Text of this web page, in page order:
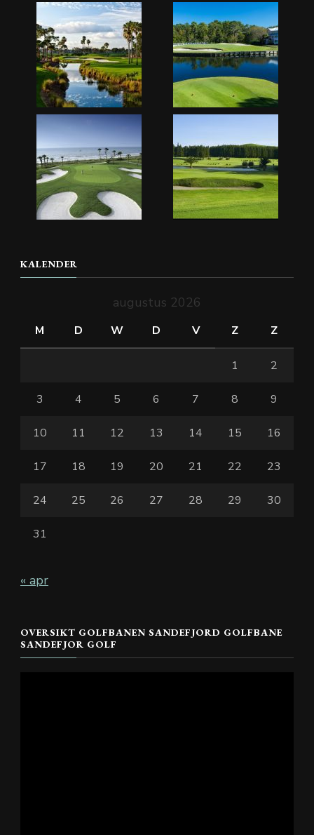
KALENDER
augustus 2026
M D W D V Z Z
1 2
3 4 5 6 7 8 9
10 11 12 13 14 15 16
17 18 19 20 21 22 23
24 25 26 27 28 29 30
31
« apr
OVERSIKT GOLFBANEN SANDEFJORD GOLFBANE
SANDEFJOR GOLF